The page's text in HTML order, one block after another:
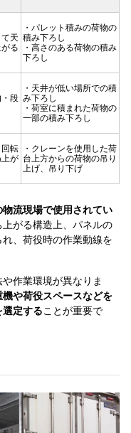
天
る
・パレット積みの荷物の
積み下ろし
・高さのある荷物の積み
下ろし
段
・天井が低い場所での積
み下ろし
・荷室に積まれた荷物の
一部の積み下ろし
転
が
・クレーンを使用した荷
台上方からの荷物の吊り
上げ、吊り下げ
物流現場で使用されてい
がる構造上、パネルの
、荷役時の作業動線を
作業環境が異なりま
や荷役スペースなどを
定することが重要で